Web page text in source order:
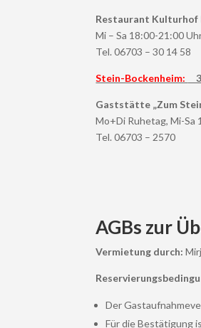
Restaurant Kulturhof
Mi – Sa 18:00-21:00
Tel. 06703 – 30 14 58
Stein-Bockenheim:
Gaststätte „Zum
Mo+Di Ruhetag, Mi-Sa
Tel. 06703 – 2570
AGBs zur
Vermietung durch:
Der
Für die Bestätigung